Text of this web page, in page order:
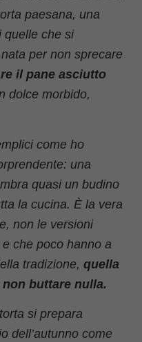
paesana, una
quelle che si
per non sprecare
il pane asciutto
dolce morbido,
come ho
una
quasi un budino
la cucina. È la vera
non le versioni
che poco hanno a
tradizione, quella
buttare nulla.
si prepara
dell’autunno come